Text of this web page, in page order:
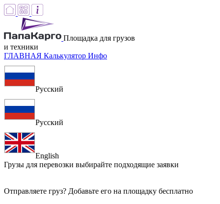
Площадка для грузов
и техники
ГЛАВНАЯ Калькулятор Инфо
Русский
Русский
English
Грузы для перевозки выбирайте подходящие заявки
Отправляете груз? Добавьте его на площадку бесплатно